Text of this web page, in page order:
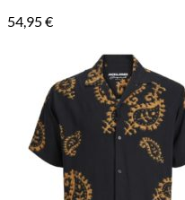
54,95€